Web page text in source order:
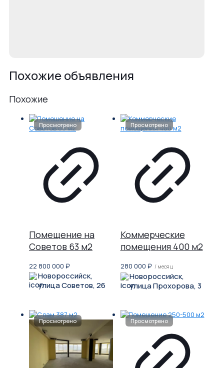
Похожие объявления
Похожие
Помещение на
Советов 63 м2
22 800 000 ₽
Новороссийск,
улица Советов, 26
Коммерческие
помещения 400 м2
280 000 ₽ / месяц
Новороссийск,
улица Прохорова, 3